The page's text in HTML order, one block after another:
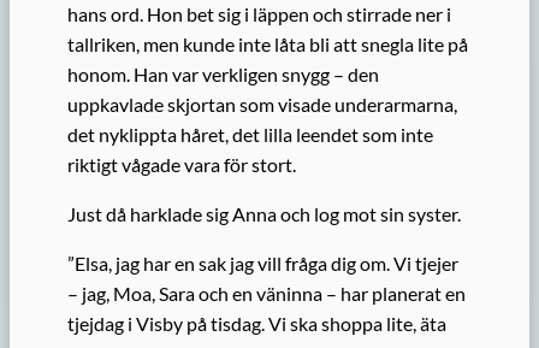
hans ord. Hon bet sig i läppen och stirrade ner i
tallriken, men kunde inte låta bli att snegla lite på
honom. Han var verkligen snygg – den
uppkavlade skjortan som visade underarmarna,
det nyklippta håret, det lilla leendet som inte
riktigt vågade vara för stort.
Just då harklade sig Anna och log mot sin syster.
”Elsa, jag har en sak jag vill fråga dig om. Vi tjejer
– jag, Moa, Sara och en väninna – har planerat en
tjejdag i Visby på tisdag. Vi ska shoppa lite, äta